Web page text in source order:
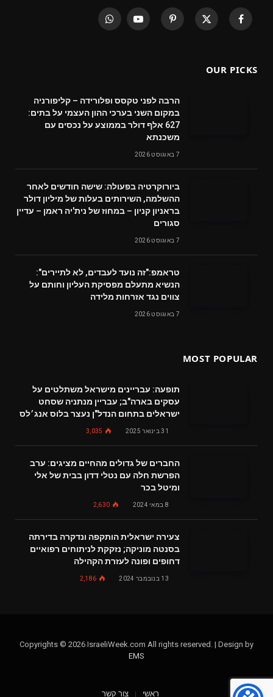
Facebook
X
Pinterest
YouTube
WhatsApp
OUR PICKS
הרבה לפני טקסס ופלורידה – קליפורניה
במקום השני בערכי ההון העצמי על בתים:
627 אלף דולר בממוצע על נכסים עם
משכנתא
7 באוגוסט 2026
ביורוקרטיה בפעולה: שישה חודשים לאחר
ההשלמה, השירותים בעלות של מיליון דולר
בראניון קניון – במחוז של נית'יה ראמן – עדיין
סגורים
7 באוגוסט 2026
טראמפ:"זה נועד לעבדים, לא לתיירים":
הנשיא מתעלם מפסיקת העליון וחותם על
צווים נגד אזרחות מלידה
7 באוגוסט 2026
MOST POPULAR
תופעה: עבריינים מישראל משתלטים על
עסקים בארה"ב; עבריין מנתניה שסחט
ישראלים בתחום הנדל"ן נעצר בלוס אנג׳לס
31 בינואר 2025 3,035
החברים של גדולים מהחיים מציגים: ערב
הפרשת חלה עם נטלי דדון בבית של אלי
ומיטל בכר
8 במאי 2024 2,630
צעירה ישראלית הותקפה ונדקרה בדירתה
בסנטה מוניקה; נזקקת לניתוחים רפואיים
דחופים ופונה לעזרת הקהילה
13 בנובמבר 2024 2,186
Copyrights © 2026 IsraeliWeek.com All rights reserved. | Design by
EMS
ראשי צור קשר